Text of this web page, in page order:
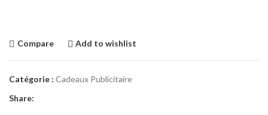
Compare Add to wishlist
Catégorie : Cadeaux Publicitaire
Share: